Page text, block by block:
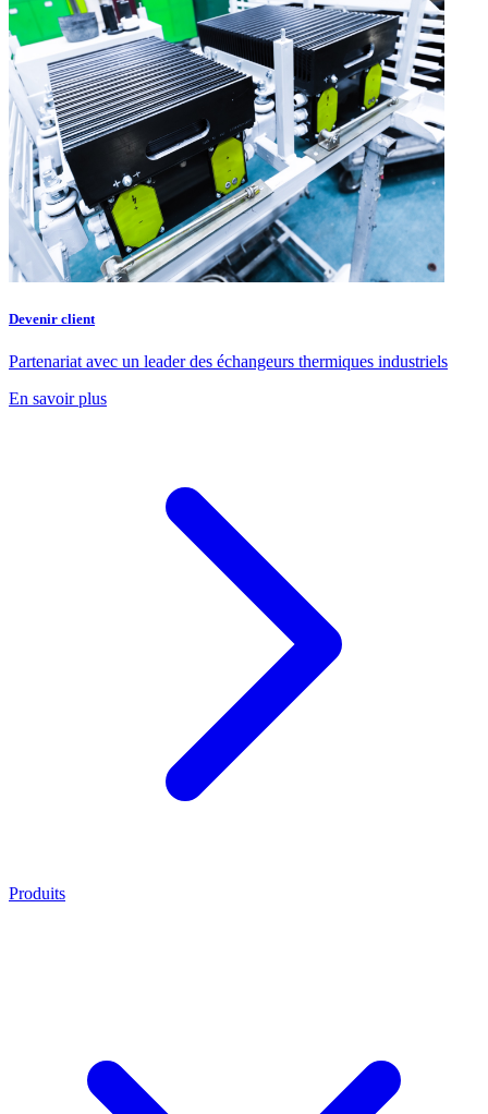
Devenir client
Partenariat avec un leader des échangeurs thermiques industriels
En savoir plus
Produits